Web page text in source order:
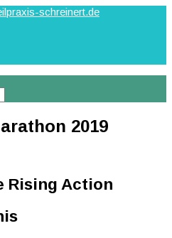
schreinert.de
2019
Rising Action